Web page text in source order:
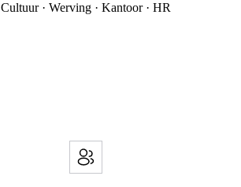
Cultuur · Werving · Kantoor · HR